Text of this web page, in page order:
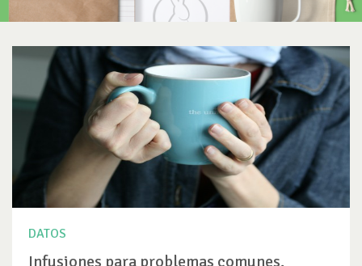
DATOS
Infusiones para problemas comunes.